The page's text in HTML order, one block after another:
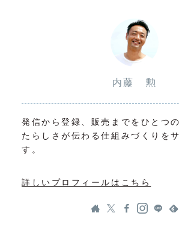
内藤 勲
発信から登録、販売までをひとつ
たらしさが伝わる仕組みづくりを
す。
詳しいプロフィールはこちら